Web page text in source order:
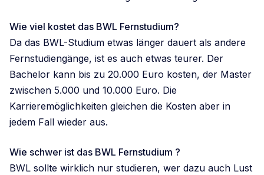
Wie viel kostet das BWL Fernstudium?
Da das BWL-Studium etwas länger dauert als andere
Fernstudiengänge, ist es auch etwas teurer. Der
Bachelor kann bis zu 20.000 Euro kosten, der Master
zwischen 5.000 und 10.000 Euro. Die
Karrieremöglichkeiten gleichen die Kosten aber in
jedem Fall wieder aus.
Wie schwer ist das BWL Fernstudium ?
BWL sollte wirklich nur studieren, wer dazu auch Lust